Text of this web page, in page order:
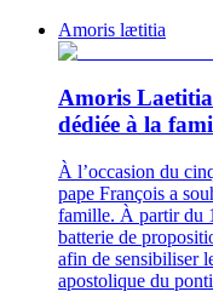
Amoris lætitia
Amoris Laetitia
dédiée à la
À l’occasion du
pape François a
famille. À partir du
batterie de
afin de sensibiliser
apostolique du